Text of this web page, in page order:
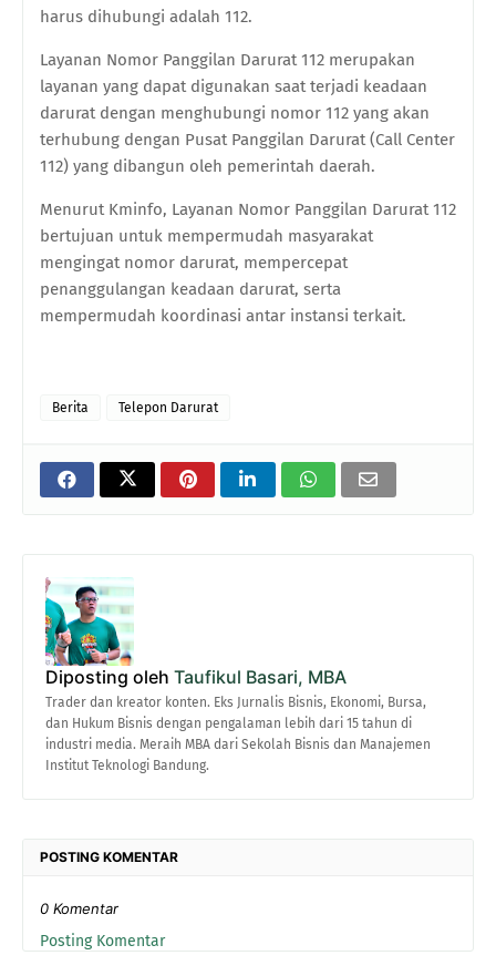
harus dihubungi adalah 112.
Layanan Nomor Panggilan Darurat 112 merupakan
layanan yang dapat digunakan saat terjadi keadaan
darurat dengan menghubungi nomor 112 yang akan
terhubung dengan Pusat Panggilan Darurat (Call Center
112) yang dibangun oleh pemerintah daerah.
Menurut Kminfo, Layanan Nomor Panggilan Darurat 112
bertujuan untuk mempermudah masyarakat
mengingat nomor darurat, mempercepat
penanggulangan keadaan darurat, serta
mempermudah koordinasi antar instansi terkait.
Berita Telepon Darurat
Diposting oleh Taufikul Basari, MBA
Trader dan kreator konten. Eks Jurnalis Bisnis, Ekonomi, Bursa,
dan Hukum Bisnis dengan pengalaman lebih dari 15 tahun di
industri media. Meraih MBA dari Sekolah Bisnis dan Manajemen
Institut Teknologi Bandung.
POSTING KOMENTAR
0 Komentar
Posting Komentar